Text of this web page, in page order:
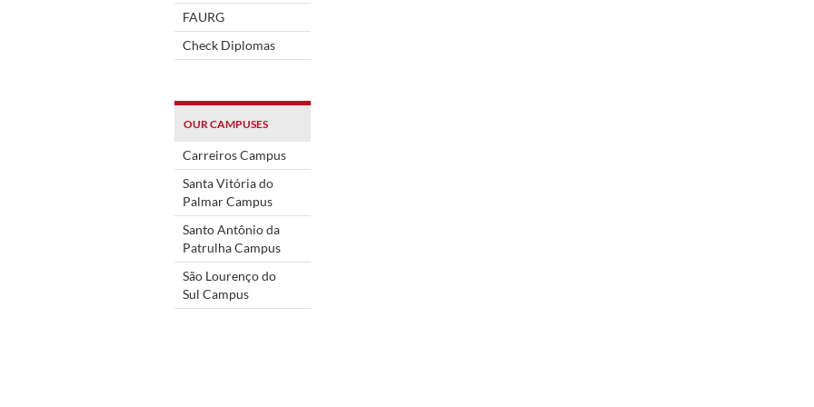
FAURG
Check Diplomas
OUR CAMPUSES
Carreiros Campus
Santa Vitória do
Palmar Campus
Santo Antônio da
Patrulha Campus
São Lourenço do
Sul Campus